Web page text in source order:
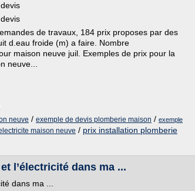
de travaux, 184 prix proposes par des
d.eau froide (m) a faire. Nombre
maison neuve juil. Exemples de prix pour la
neuve...
neuve / exemple de devis plomberie maison / exemple
maison neuve / prix installation plomberie
l’électricité dans ma ...
dans ma ...